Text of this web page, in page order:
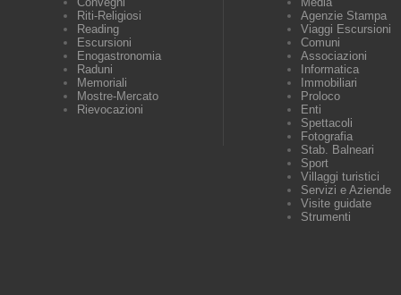
Riti-Religiosi
Reading
Escursioni
Enogastronomia
Raduni
Memoriali
Mostre-Mercato
Rievocazioni
Agenzie Stampa
Viaggi Escursioni
Comuni
Associazioni
Informatica
Immobiliari
Proloco
Enti
Spettacoli
Fotografia
Stab. Balneari
Sport
Villaggi turistici
Servizi e Aziende
Visite guidate
Strumenti